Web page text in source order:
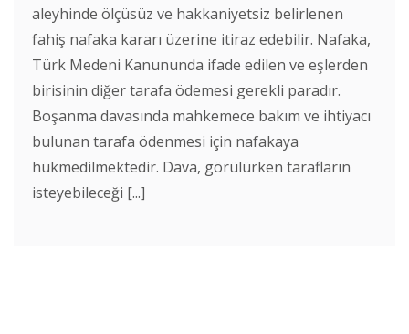
aleyhinde ölçüsüz ve hakkaniyetsiz belirlenen
fahiş nafaka kararı üzerine itiraz edebilir. Nafaka,
Türk Medeni Kanununda ifade edilen ve eşlerden
birisinin diğer tarafa ödemesi gerekli paradır.
Boşanma davasında mahkemece bakım ve ihtiyacı
bulunan tarafa ödenmesi için nafakaya
hükmedilmektedir. Dava, görülürken tarafların
isteyebileceği [...]